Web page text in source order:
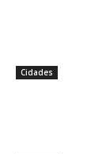
Cidades